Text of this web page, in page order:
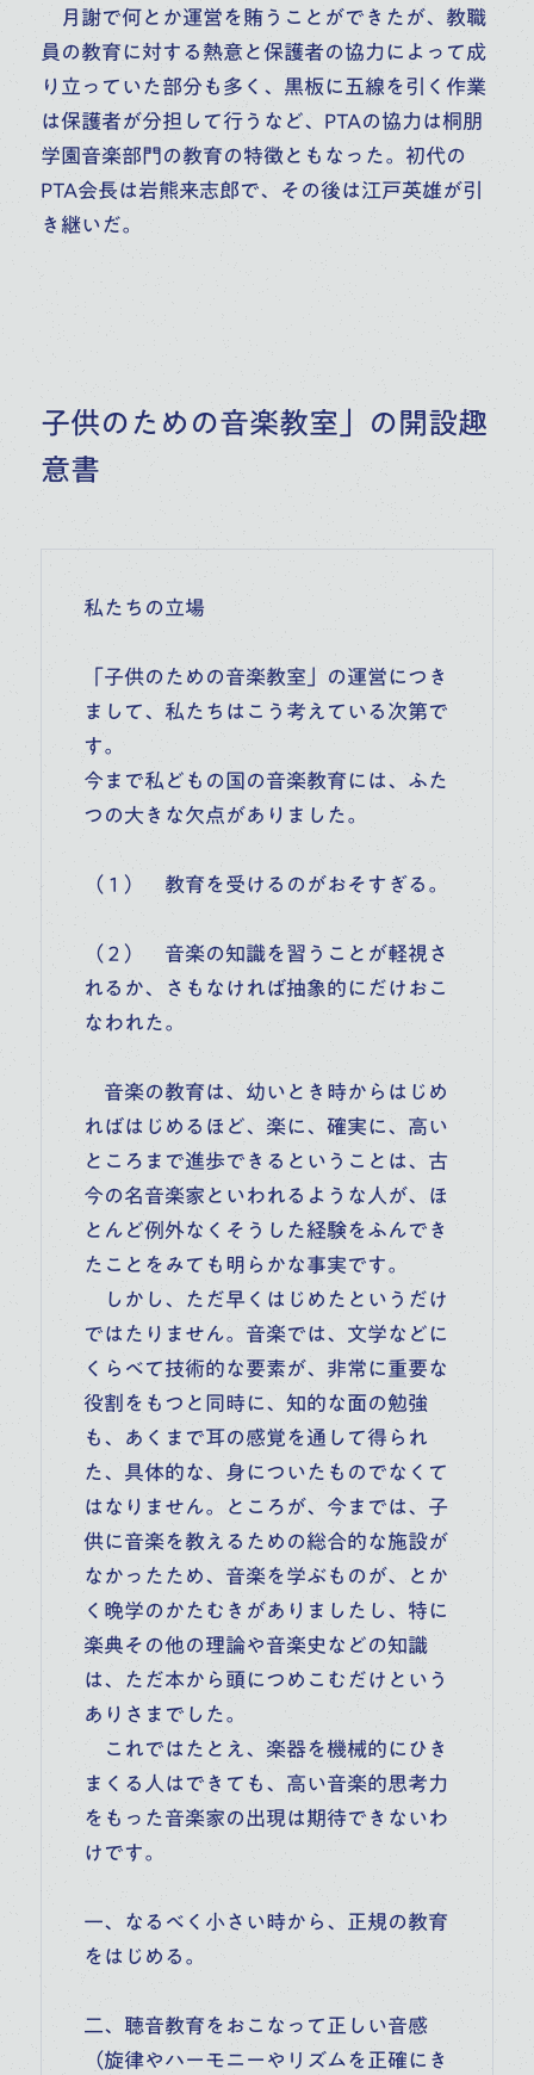
月謝で何とか運営を賄うことができたが、教職
員の教育に対する熱意と保護者の協力によって成
り立っていた部分も多く、黒板に五線を引く作業
は保護者が分担して行うなど、PTAの協力は桐朋
学園音楽部門の教育の特徴ともなった。初代の
PTA会長は岩熊来志郎で、その後は江戸英雄が引
き継いだ。
子供のための音楽教室」の開設趣
意書
私たちの立場
「子供のための音楽教室」の運営につき
まして、私たちはこう考えている次第で
す。
今まで私どもの国の音楽教育には、ふた
つの大きな欠点がありました。
（１） 教育を受けるのがおそすぎる。
（２） 音楽の知識を習うことが軽視さ
れるか、さもなければ抽象的にだけおこ
なわれた。
音楽の教育は、幼いとき時からはじめ
ればはじめるほど、楽に、確実に、高い
ところまで進歩できるということは、古
今の名音楽家といわれるような人が、ほ
とんど例外なくそうした経験をふんでき
たことをみても明らかな事実です。
しかし、ただ早くはじめたというだけ
ではたりません。音楽では、文学などに
くらべて技術的な要素が、非常に重要な
役割をもつと同時に、知的な面の勉強
も、あくまで耳の感覚を通して得られ
た、具体的な、身についたものでなくて
はなりません。ところが、今までは、子
供に音楽を教えるための総合的な施設が
なかったため、音楽を学ぶものが、とか
く晩学のかたむきがありましたし、特に
楽典その他の理論や音楽史などの知識
は、ただ本から頭につめこむだけという
ありさまでした。
これではたとえ、楽器を機械的にひき
まくる人はできても、高い音楽的思考力
をもった音楽家の出現は期待できないわ
けです。
一、なるべく小さい時から、正規の教育
をはじめる。
二、聴音教育をおこなって正しい音感
（旋律やハーモニーやリズムを正確にき